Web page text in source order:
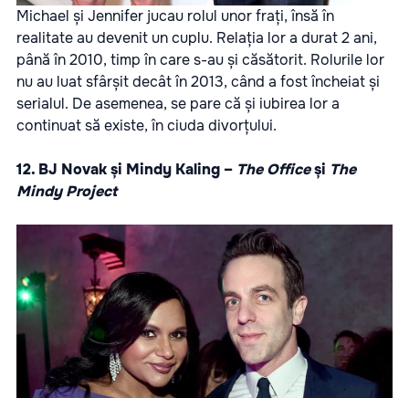
Michael și Jennifer jucau rolul unor frați, însă în
realitate au devenit un cuplu. Relația lor a durat 2 ani,
până în 2010, timp în care s-au și căsătorit. Rolurile lor
nu au luat sfârșit decât în 2013, când a fost încheiat și
serialul. De asemenea, se pare că și iubirea lor a
continuat să existe, în ciuda divorțului.
12. BJ Novak și Mindy Kaling – The Officeși The
Mindy Project